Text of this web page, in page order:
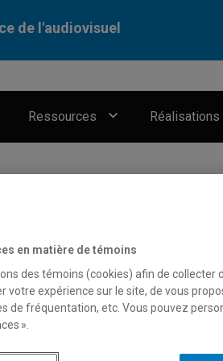
de l'audiovisuel
Ressources Réalisations
en matière de témoins
des témoins (cookies) afin de
votre expérience sur le site, de vous
de fréquentation, etc. Vous pouvez
».